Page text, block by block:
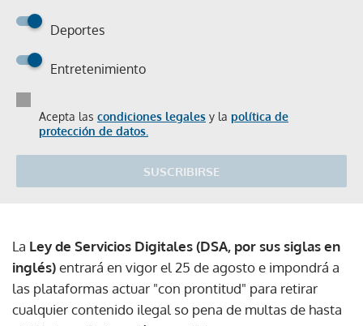
Deportes
Entretenimiento
Acepta las condiciones legales y la política de
protección de datos.
SUSCRIBIRSE
La Ley de Servicios Digitales (DSA, por sus siglas en
inglés)entrará en vigor el 25 de agosto e impondrá a
las plataformas actuar "con prontitud" para retirar
cualquier contenido ilegal so pena de multas de hasta